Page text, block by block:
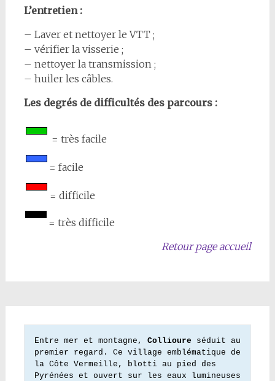
L’entretien :
– Laver et nettoyer le VTT ;
– vérifier la visserie ;
– nettoyer la transmission ;
– huiler les câbles.
Les degrés de difficultés des parcours :
= très facile
= facile
= difficile
= très difficile
Retour page accueil
Entre mer et montagne, Collioure séduit au
premier regard. Ce village emblématique de
la Côte Vermeille, blotti au pied des
Pyrénées et ouvert sur les eaux lumineuses